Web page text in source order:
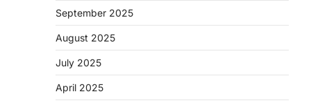
September 2025
August 2025
July 2025
April 2025